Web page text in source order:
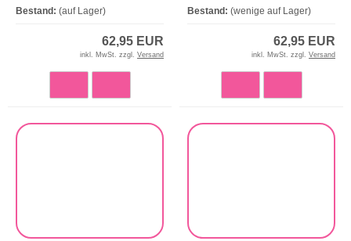
Bestand: (auf Lager)
62,95 EUR
inkl. MwSt. zzgl. Versand
Bestand: (wenige auf Lager)
62,95 EUR
inkl. MwSt. zzgl. Versand